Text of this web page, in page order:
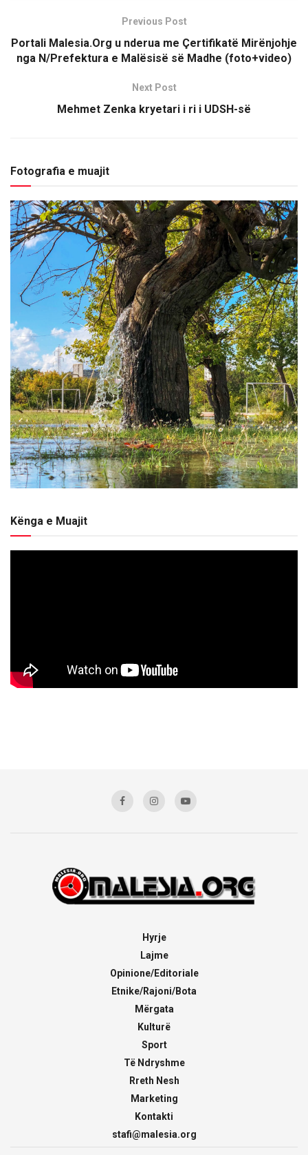
Previous Post
Portali Malesia.Org u nderua me Çertifikatë Mirënjohje
nga N/Prefektura e Malësisë së Madhe (foto+video)
Next Post
Mehmet Zenka kryetari i ri i UDSH-së
Fotografia e muajit
Kënga e Muajit
Hyrje
Lajme
Opinione/Editoriale
Etnike/Rajoni/Bota
Mërgata
Kulturë
Sport
Të Ndryshme
Rreth Nesh
Marketing
Kontakti
stafi@malesia.org